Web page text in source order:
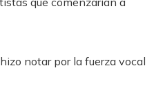
notar por la fuerza vocal